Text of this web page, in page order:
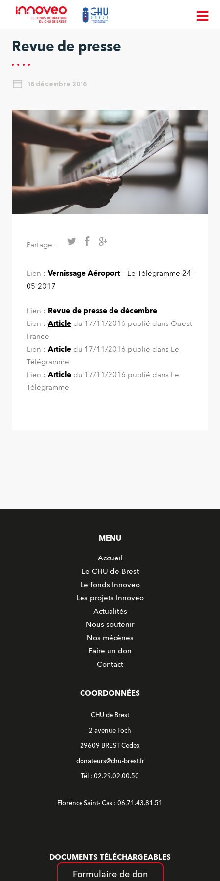
Revue de presse
16 décembre 2016
Partage :
Lien : Vernissage Aéroport – Le Télégramme 24-
05-2017
Lien : Revue de presse de décembre
Lien : Article du 17/11/2016 publié dans Ouest
France
Lien : Article du 17/11/2016 publié dans Le
Télégramme
Lien : Article du 17/11/2016 publié dans Le
Télégramme
MENU
Accueil
Le CHU de Brest
Le fonds Innoveo
Les projets Innoveo
Actualités
Nous soutenir
Nos mécènes
Faire un don
Contact
COORDONNÉES
CHU de Brest
2 avenue Foch
29609 BREST Cedex
donateurs@chu-brest.fr
Tél : 02.29.02.00.50
Florence Saint- Cas : 06.71.43.81.51
DOCUMENTS TÉLÉCHARGEABLES
Formulaire de don